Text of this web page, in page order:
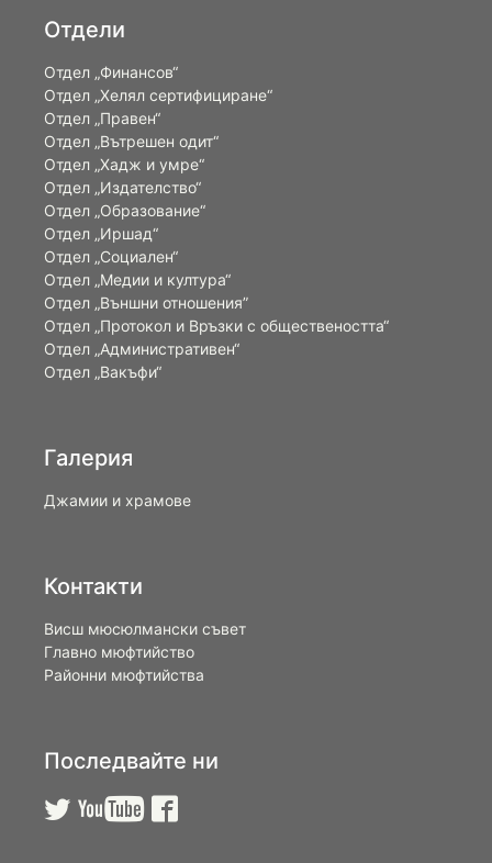
Отдели
Отдел „Финансов“
Отдел „Хелял сертифициране“
Отдел „Правен“
Отдел „Вътрешен одит“
Отдел „Хадж и умре“
Отдел „Издателство“
Отдел „Образование“
Отдел „Иршад“
Отдел „Социален“
Отдел „Медии и култура“
Отдел „Външни отношения”
Oтдел „Протокол и Връзки с обществеността“
Отдел „Административен“
Отдел „Вакъфи“
Галерия
Джамии и храмове
Контакти
Висш мюсюлмански съвет
Главно мюфтийство
Районни мюфтийства
Последвайте ни
  